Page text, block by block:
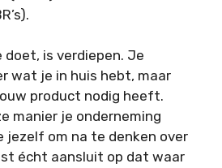
is verdiepen. Je
wat je in huis hebt, maar
product nodig heeft.
manier je onderneming
jezelf om na te denken over
écht aansluit op dat waar